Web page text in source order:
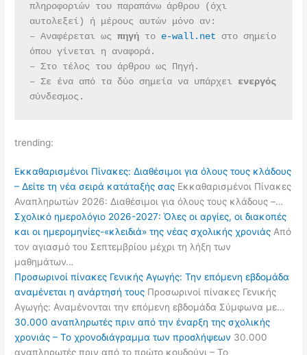
πληροφοριών του παραπάνω άρθρου (όχι
αυτολεξεί) ή μέρους αυτών μόνο αν:
– Αναφέρεται ως πηγή το e-wall.net στο σημείο
όπου γίνεται η αναφορά.
– Στο τέλος του άρθρου ως Πηγή.
– Σε ένα από τα δύο σημεία να υπάρχει
σύνδεσμος.
trending:
Εκκαθαρισμένοι Πίνακες: Διαθέσιμοι για όλους τους κλάδους
– Δείτε τη νέα σειρά κατάταξής σας Εκκαθαρισμένοι Πίνακες
Αναπληρωτών 2026: Διαθέσιμοι για όλους τους κλάδους –…
Σχολικό ημερολόγιο 2026-2027: Όλες οι αργίες, οι διακοπές
και οι ημερομηνίες-«κλειδιά» της νέας σχολικής χρονιάς Από
τον αγιασμό του Σεπτεμβρίου μέχρι τη λήξη των
μαθημάτων…
Προσωρινοί πίνακες Γενικής Αγωγής: Την επόμενη εβδομάδα
αναμένεται η ανάρτησή τους Προσωρινοί πίνακες Γενικής
Αγωγής: Αναμένονται την επόμενη εβδομάδα Σύμφωνα με…
30.000 αναπληρωτές πριν από την έναρξη της σχολικής
χρονιάς – Το χρονοδιάγραμμα των προσλήψεων 30.000
αναπληρωτές πριν από το πρώτο κουδούνι – Το